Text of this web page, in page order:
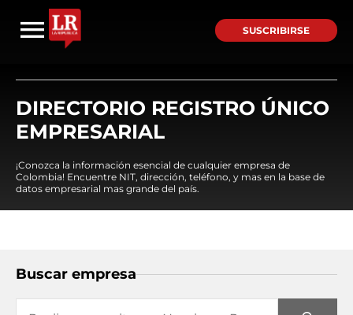
SUSCRIBIRSE
DIRECTORIO REGISTRO ÚNICO
EMPRESARIAL
¡Conozca la información esencial de cualquier empresa de
Colombia! Encuentre NIT, dirección, teléfono, y mas en la base de
datos empresarial mas grande del país.
Buscar empresa